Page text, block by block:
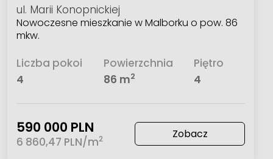
ul. Marii Konopnickiej
Nowoczesne mieszkanie w Malborku o pow. 86
mkw.
Liczba pokoi
4
Powierzchnia
86 m2
Piętro
4
590 000 PLN
6 860,47 PLN/m2 Zobacz